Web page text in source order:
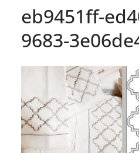
eb9451ff-
9683-